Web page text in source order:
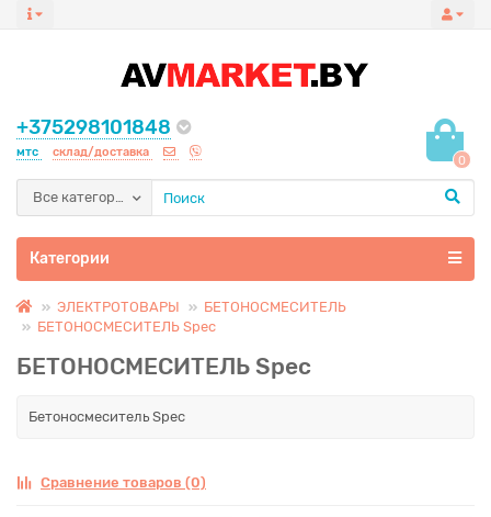
+375298101848
мтс склад/доставка
0
Все категории
Категории
ЭЛЕКТРОТОВАРЫ
БЕТОНОСМЕСИТЕЛЬ
БЕТОНОСМЕСИТЕЛЬ Spec
БЕТОНОСМЕСИТЕЛЬ Spec
Бетоносмеситель Spec
Сравнение товаров (0)